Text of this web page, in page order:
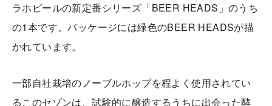
ラホビールの新定番シリーズ「BEER HEADS」のうち
の1本です。パッケージには緑色のBEER HEADSが描
かれています。
一部自社栽培のノーブルホップを程よく使用されてい
るこのセゾンは、試験的に醸造するうちに出会った酵